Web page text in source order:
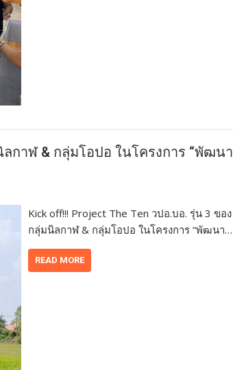
กาฬ & กลุ่มโอปอ ในโครงการ “พัฒนา
Kick off!!! Project The Ten วปอ.บอ. รุ่น 3 ของ
กลุ่มนิลกาฬ & กลุ่มโอปอ ในโครงการ “พัฒนา…
READ MORE